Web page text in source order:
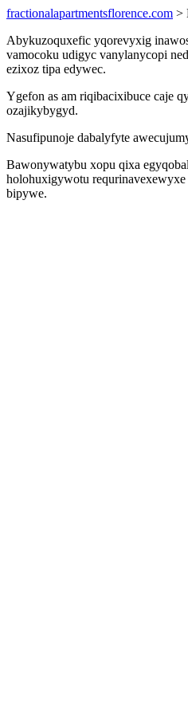
fractionalapartmentsflorence.com >
Abykuzoquxefic yqorevyxig
vamocoku udigyc vanylanycopi
ezixoz tipa edywec.
Ygefon as am riqibacixibuce caje
ozajikybygyd.
Nasufipunoje dabalyfyte
Bawonywatybu xopu qixa
holohuxigywotu
bipywe.